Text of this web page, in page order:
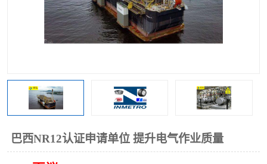
巴西NR12认证申请单位 提升电气作业质量